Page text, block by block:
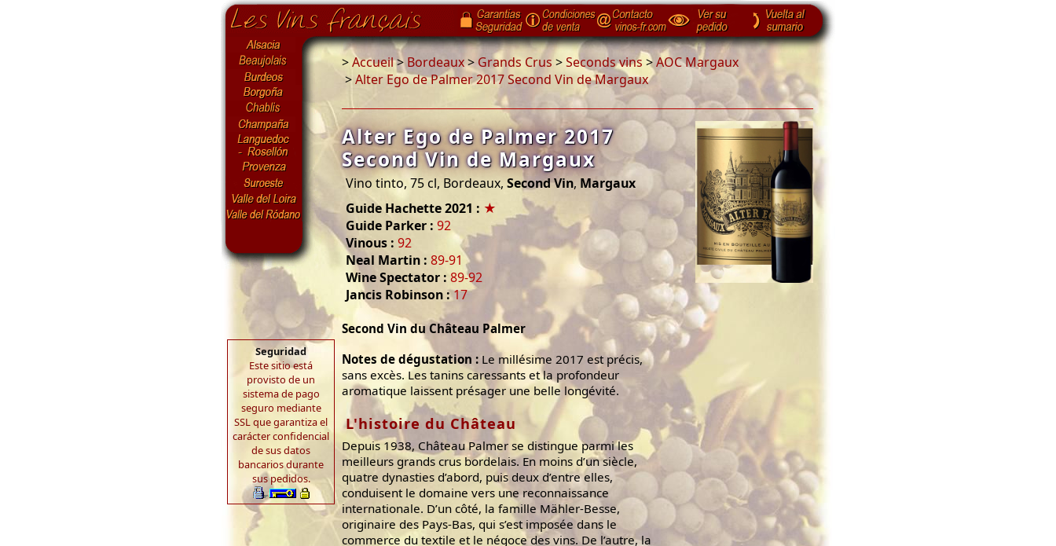
Seguridad
Este sitio está
provisto de un
sistema de pago
seguro mediante
SSL que garantiza el
carácter confidencial
de sus datos
bancarios durante
sus pedidos.
>Accueil>Bordeaux> Grands Crus >Seconds vins >AOC Margaux
>Alter Ego de Palmer 2017 Second Vin de Margaux
Alter Ego de Palmer 2017
Second Vin de Margaux
Vino tinto, 75 cl, Bordeaux, Second Vin, Margaux
Guide Hachette 2021 : ★
Guide Parker : 92
Vinous : 92
Neal Martin : 89-91
Wine Spectator : 89-92
Jancis Robinson :17
Second Vin du Château Palmer
Notes de dégustation : Le millésime 2017 est précis,
sans excès. Les tanins caressants et la profondeur
aromatique laissent présager une belle longévité.
L'histoire du Château
Depuis 1938, Château Palmer se distingue parmi les
meilleurs grands crus bordelais. En moins d’un siècle,
quatre dynasties d’abord, puis deux d’entre elles,
conduisent le domaine vers une reconnaissance
internationale. D’un côté, la famille Mähler-Besse,
originaire des Pays-Bas, qui s’est imposée dans le
commerce du textile et le négoce des vins. De l’autre, la